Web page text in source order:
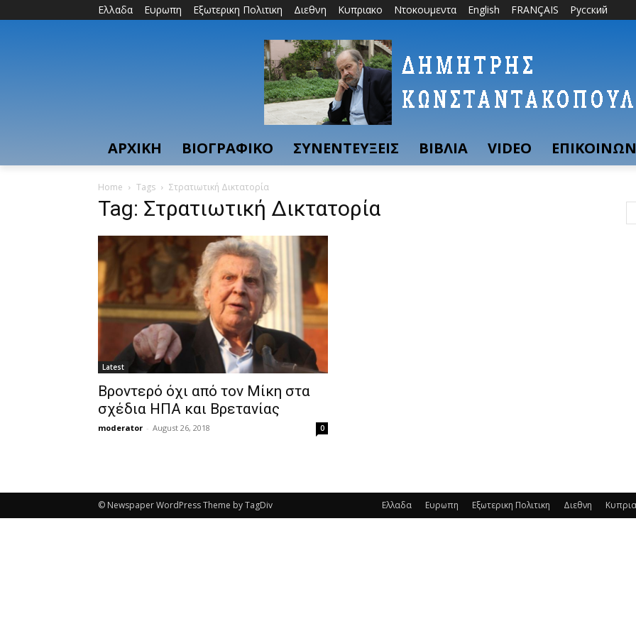
Ελλαδα Ευρωπη Εξωτερικη Πολιτικη Διεθνη Κυπριακο Ντοκουμεντα English FRANÇAIS Русский
ΑΡΧΙΚΗ ΒΙΟΓΡΑΦΙΚΟ ΣΥΝΕΝΤΕΥΞΕΙΣ ΒΙΒΛΙΑ VIDEO
Home Tags Στρατιωτική Δικτατορία
Tag: Στρατιωτική Δικτατορία
Latest
Βροντερό όχι από τον Μίκη στα
σχέδια ΗΠΑ και Βρετανίας
moderator - August 26, 2018 0
Ελλαδα Ευρωπη Εξωτερικη Πολιτικη Διεθνη
© Newspaper WordPress Theme by TagDiv